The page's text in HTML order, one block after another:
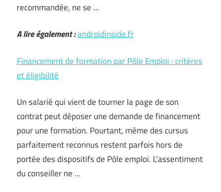
recommandée, ne se …
A lire également :androidinside.fr
Financement de formation par Pôle Emploi : critères
et éligibilité
Un salarié qui vient de tourner la page de son
contrat peut déposer une demande de financement
pour une formation. Pourtant, même des cursus
parfaitement reconnus restent parfois hors de
portée des dispositifs de Pôle emploi. L’assentiment
du conseiller ne …